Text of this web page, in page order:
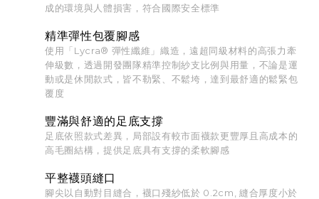
成的環境與人體損害，符合國際安全標準
精準彈性包覆腳感
使用「Lycra® 彈性纖維」織造，遠超同級材料的高張力牽
伸級數，透過開發團隊精準控制紗支比例與用量，不論是運
動或是休閒款式，皆不勒緊、不鬆垮，達到最舒適的鬆緊包
覆度
豐滿與舒適的足底支撐
足底依照款式差異，局部設有較市面襪款更豐厚且高成本的
高毛圈結構，提供足底具有支撐的柔軟腳感
平整襪頭縫口
腳尖以自動對目縫合，襪口殘紗低於 0.2cm, 縫合厚度小於